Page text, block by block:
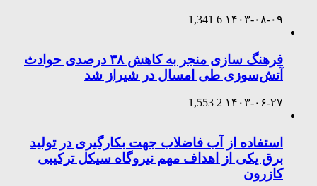
۱۴۰۳-۰۸-۰۹ 6
1,341
فرهنگ سازی منجر به کاهش ۳۸ درصدی حوادث
آتش‌سوزی طی امسال در شیراز شد
۱۴۰۳-۰۶-۲۷ 2
1,553
استفاده از آب فاضلاب جهت بکارگیری در تولید
برق یکی از اهداف مهم نیروگاه سیکل ترکیبی
کازرون